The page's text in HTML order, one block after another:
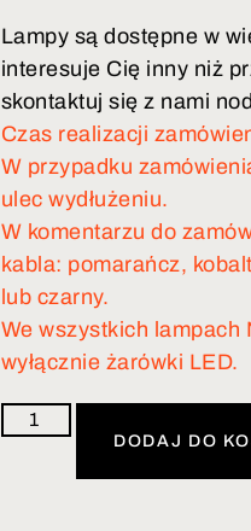
Lampy są dostępne w
interesuje Cię inny niż
skontaktuj się z nami
Czas realizacji
W przypadku
ulec wydłużeniu.
W komentarzu do
kabla: pomarańcz,
lub czarny.
We wszystkich lampach
wyłącznie żarówki LED.
DODAJ DO